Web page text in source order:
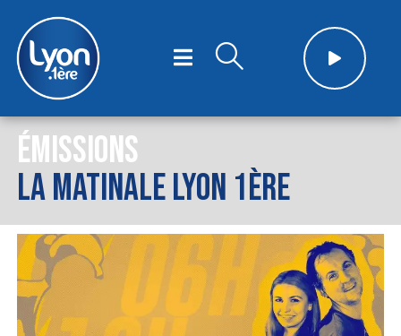
ÉMISSIONS
LA MATINALE LYON 1ÈRE